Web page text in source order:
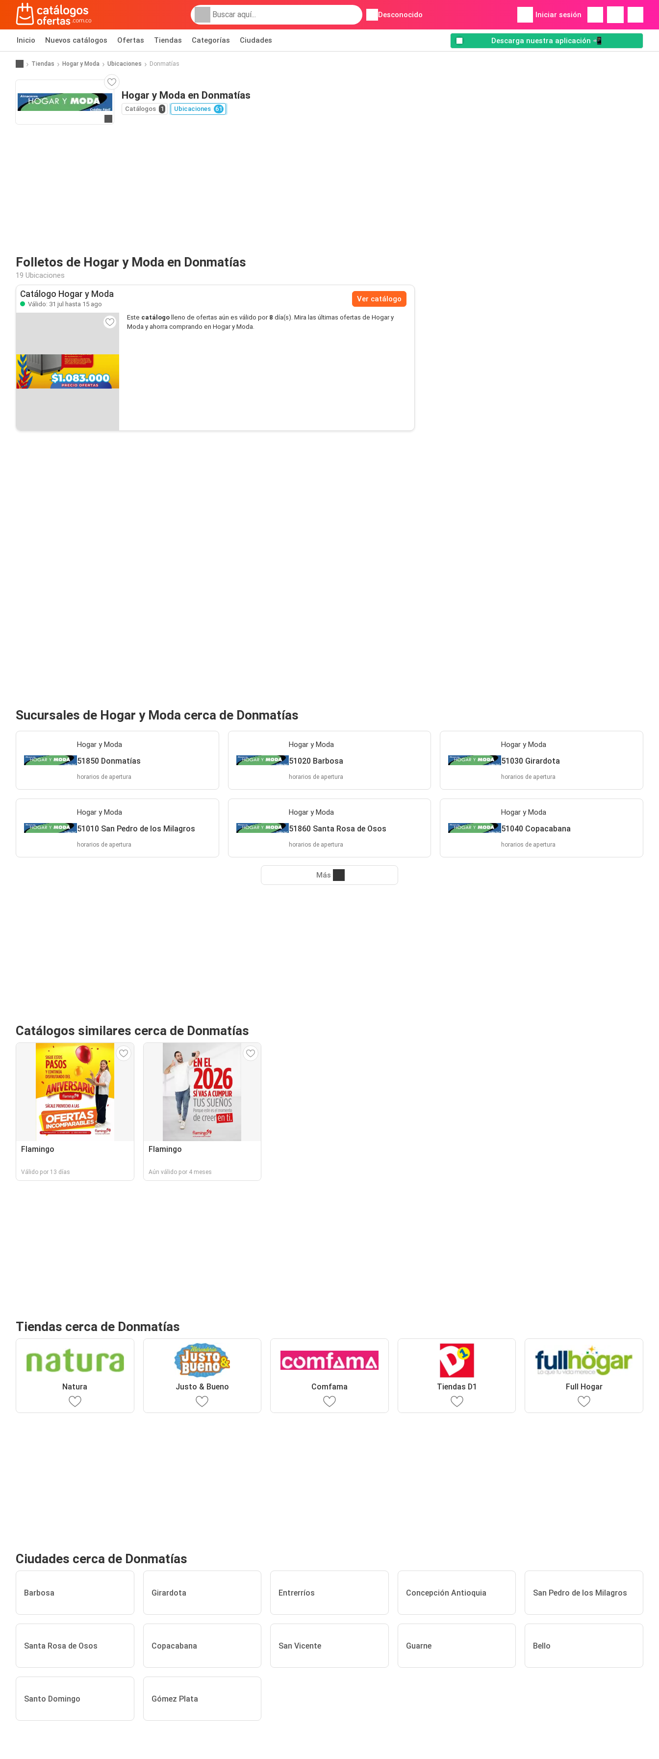
Desconocido Iniciar sesión
Inicio Nuevos catálogos Ofertas Tiendas Categorías Ciudades Descarga nuestra aplicación 📲
Tiendas Hogar y Moda Ubicaciones Donmatías
Hogar y Moda en Donmatías
Catálogos 1 Ubicaciones 61
Folletos de Hogar y Moda en Donmatías
19 Ubicaciones
Catálogo Hogar y Moda
Válido: 31 jul hasta 15 ago
Ver catálogo
Este catálogo lleno de ofertas aún es válido por 8 día(s). Mira las últimas ofertas de Hogar y
Moda y ahorra comprando en Hogar y Moda.
Sucursales de Hogar y Moda cerca de Donmatías
Hogar y Moda
51850 Donmatías
horarios de apertura
Hogar y Moda
51020 Barbosa
horarios de apertura
Hogar y Moda
51030 Girardota
horarios de apertura
Hogar y Moda
51010 San Pedro de los Milagros
horarios de apertura
Hogar y Moda
51860 Santa Rosa de Osos
horarios de apertura
Hogar y Moda
51040 Copacabana
horarios de apertura
Más
Catálogos similares cerca de Donmatías
Flamingo
Válido por 13 días
Flamingo
Aún válido por 4 meses
Tiendas cerca de Donmatías
Natura Justo & Bueno Comfama Tiendas D1 Full Hogar
Ciudades cerca de Donmatías
Barbosa Girardota Entrerríos Concepción Antioquia San Pedro de los Milagros
Santa Rosa de Osos Copacabana San Vicente Guarne Bello
Santo Domingo Gómez Plata